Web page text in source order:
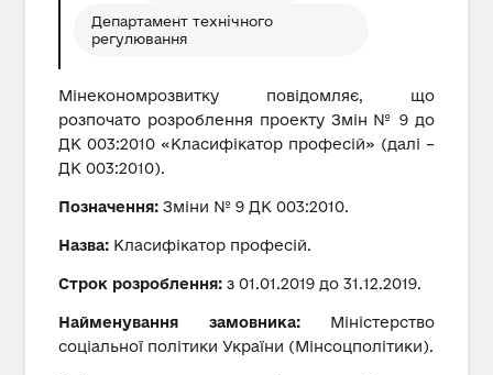
Департамент технічного
регулювання
Мінекономрозвитку повідомляє, що
розпочато розроблення проекту Змін № 9 до
ДК 003:2010 «Класифікатор професій» (далі –
ДК 003:2010).
Позначення: Зміни № 9 ДК 003:2010.
Назва: Класифікатор професій.
Строк розроблення: з 01.01.2019 до 31.12.2019.
Найменування замовника:Міністерство
соціальної політики України (Мінсоцполітики).